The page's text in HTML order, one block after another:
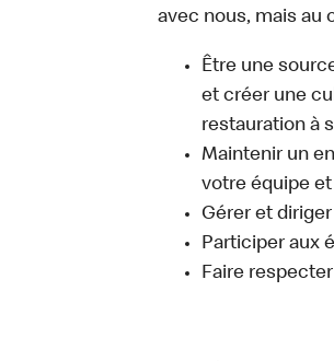
avec nous, mais au
Être une
et créer une
restauration à
Maintenir un
votre équipe
Gérer et
Participer aux
Faire